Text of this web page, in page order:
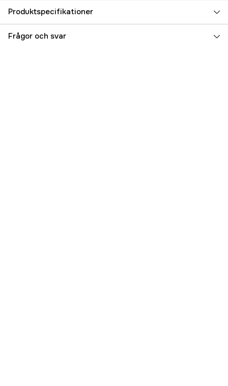
Produktspecifikationer
Referensnummer 5000074933
Frågor och svar